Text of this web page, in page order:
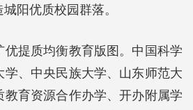
阳优质校园群落。
优提质均衡教育版图。中国科学
学、中央民族大学、山东师范大
教育资源合作办学、开办附属学